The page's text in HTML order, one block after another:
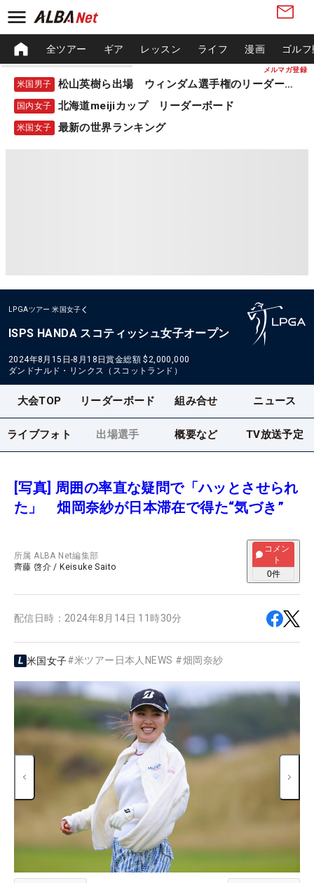
メルマガ登録
全ツアー ギア レッスン ライフ 漫画 ゴル
米国男子 松山英樹ら出場 ウィンダム選手権のリーダーボード
国内女子 北海道meijiカップ リーダーボード
米国女子 最新の世界ランキング
LPGAツアー 米国女子
ISPS HANDA スコティッシュ女子オープン
2024年8月15日-8月18日賞金総額 $2,000,000
ダンドナルド・リンクス（スコットランド）
大会TOP リーダーボード 組み合せ ニュース
ライブフォト 出場選手 概要など TV放送予定
[写真] 周囲の率直な疑問で「ハッとさせられ
た」 畑岡奈紗が日本滞在で得た“気づき”
所属ALBA Net編集部
齊藤 啓介 / Keisuke Saito
コメン
ト
0件
配信日時： 2024年8月14日 11時30分
米国女子#米ツアー日本人NEWS #畑岡奈紗